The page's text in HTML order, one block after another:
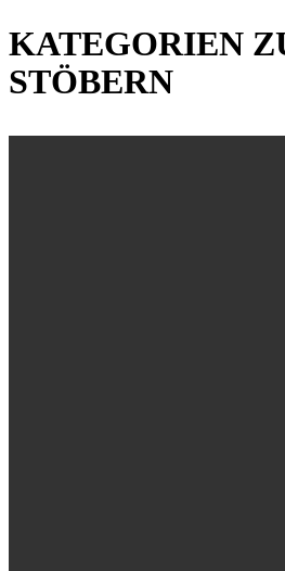
KATEGORIEN
STÖBERN